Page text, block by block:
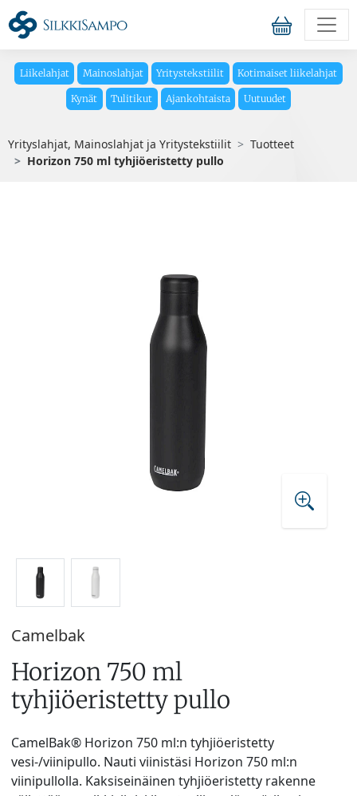
Liikelahjat Mainoslahjat Yritystekstiilit Kotimaiset liikelahjat
Kynät Tulitikut Ajankohtaista Uutuudet
Yrityslahjat, Mainoslahjat ja Yritystekstiilit
Tuotteet
Horizon 750 ml tyhjiöeristetty pullo
Camelbak
Horizon 750 ml
tyhjiöeristetty pullo
CamelBak® Horizon 750 ml:n tyhjiöeristetty
vesi-/viinipullo. Nauti viinistäsi Horizon 750 ml:n
viinipullolla. Kaksiseinäinen tyhjiöeristetty rakenne